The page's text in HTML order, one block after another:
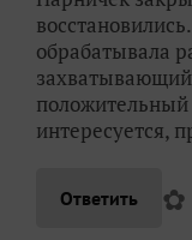
обрабатывала
захватывающий
положительный
интересуется,
Ответить ✿